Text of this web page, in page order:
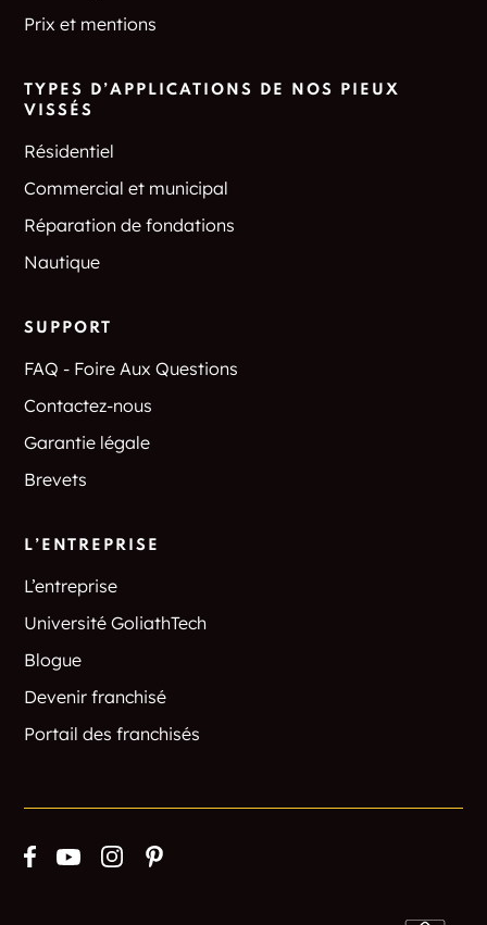
Prix et mentions
TYPES D’APPLICATIONS DE NOS PIEUX
VISSÉS
Résidentiel
Commercial et municipal
Réparation de fondations
Nautique
SUPPORT
FAQ - Foire Aux Questions
Contactez-nous
Garantie légale
Brevets
L’ENTREPRISE
L’entreprise
Université GoliathTech
Blogue
Devenir franchisé
Portail des franchisés